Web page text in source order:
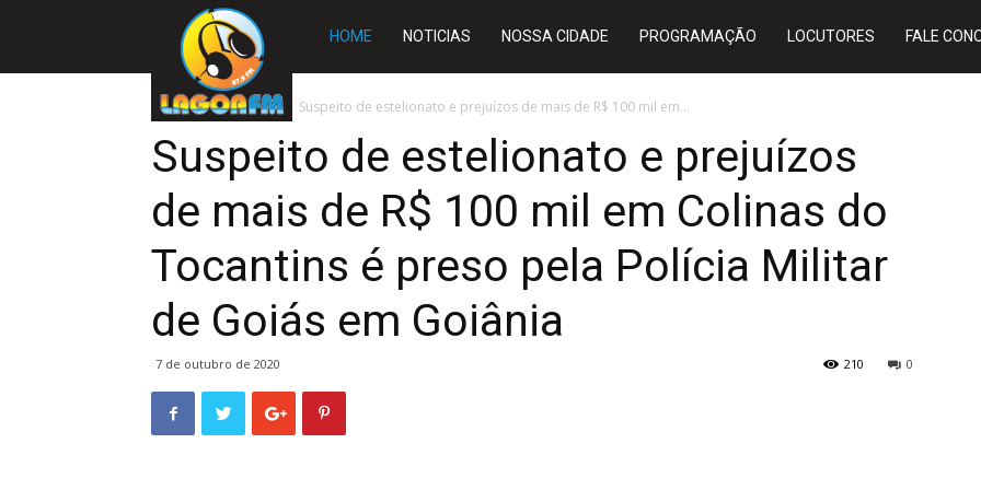
Rádio
Lagoa
FM
HOME NOTICIAS NOSSA CIDADE PROGRAMAÇÃO LOCUTORES FALE
Início TOCANTINS Suspeito de estelionato e prejuízos de mais de R$ 100 mil em...
Suspeito de estelionato e prejuízos
de mais de R$ 100 mil em Colinas do
Tocantins é preso pela Polícia Militar
de Goiás em Goiânia
7 de outubro de 2020 0
210